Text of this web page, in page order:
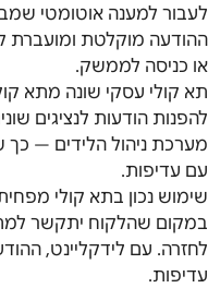
לעבור למענה אוטומטי
או כניסה לממשק.
תא קולי עסקי שונה מתא
להפנות הודעות לנציגים
מערכת ניהול הלידים —
עם עדיפות.
שימוש נכון בתא קולי
במקום שהלקוח יתקשר
לחזרה. עם לידקליינט,
עדיפות.